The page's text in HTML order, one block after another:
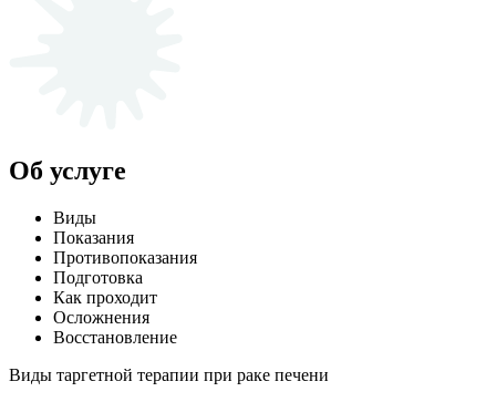
Об услуге
Виды
Показания
Противопоказания
Подготовка
Как проходит
Осложнения
Восстановление
Виды таргетной терапии при раке печени